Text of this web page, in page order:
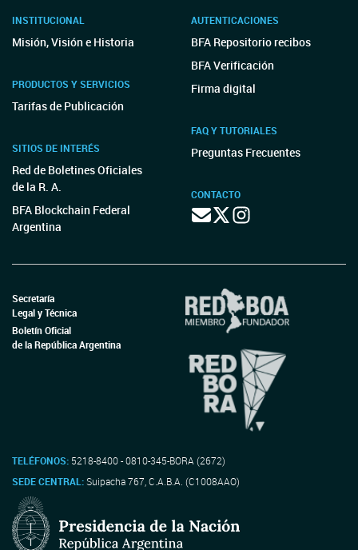
INSTITUCIONAL
Misión, Visión e Historia
PRODUCTOS Y SERVICIOS
Tarifas de Publicación
SITIOS DE INTERÉS
Red de Boletines Oficiales
de la R. A.
BFA Blockchain Federal
Argentina
AUTENTICACIONES
BFA Repositorio recibos
BFA Verificación
Firma digital
FAQ Y TUTORIALES
Preguntas Frecuentes
CONTACTO
Secretaría
Legal y Técnica
Boletín Oficial
de la República Argentina
TELÉFONOS: 5218-8400 - 0810-345-BORA (2672)
SEDE CENTRAL:Suipacha 767, C.A.B.A. (C1008AAO)